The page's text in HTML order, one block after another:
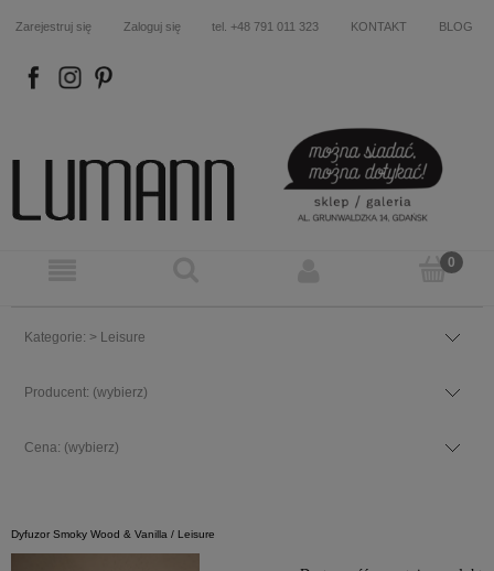
Zarejestruj się Zaloguj się tel. +48 791 011 323 KONTAKT BLOG
FB IN P
Kategorie: > Leisure
Producent: (wybierz)
Cena: (wybierz)
Dyfuzor Smoky Wood & Vanilla / Leisure